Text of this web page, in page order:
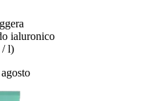
ialuronico
/ l)